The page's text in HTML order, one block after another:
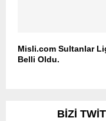
Misli.com Sultanlar
Belli Oldu.
BIZI